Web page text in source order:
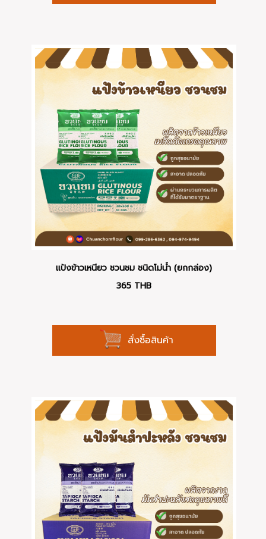
แป้งข้าวเหนียว ชวนชม ชนิดโม่น้ำ (ยกกล่อง)
365 THB
สั่งซื้อสินค้า